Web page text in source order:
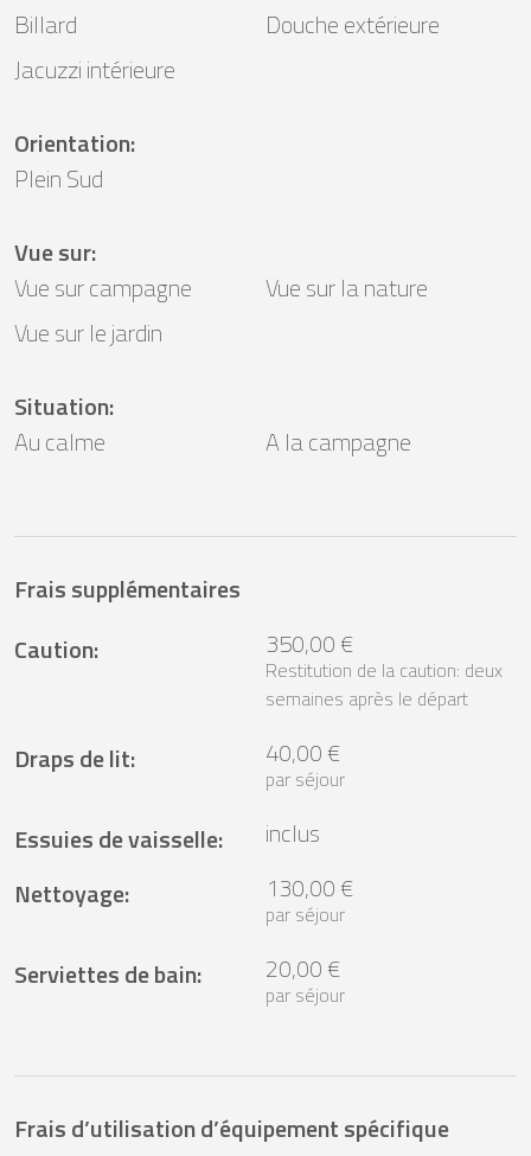
Billard
Douche extérieure
Jacuzzi intérieure
Orientation:
Plein Sud
Vue sur:
Vue sur campagne
Vue sur la nature
Vue sur le jardin
Situation:
Au calme
A la campagne
Frais supplémentaires
Caution: 350,00 €
Restitution de la caution: deux
semaines après le départ
Draps de lit: 40,00 €
par séjour
Essuies de vaisselle:
inclus
Nettoyage: 130,00 €
par séjour
Serviettes de bain: 20,00 €
par séjour
Frais d’utilisation d’équipement spécifique